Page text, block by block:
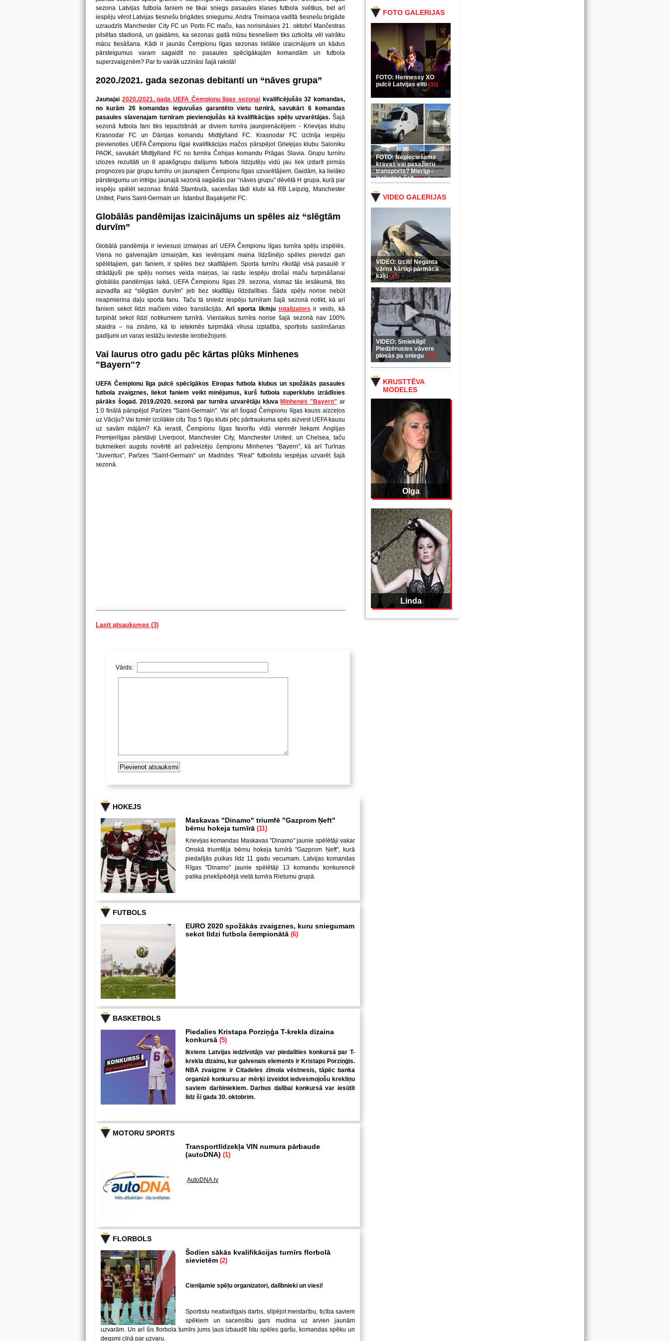
FOTO GALERIJAS
FOTO: Hennessy XO
pulcē Latvijas eliti(32)
FOTO: Nepieciešams
kravas vai pasažieru
transports? Mierīgi -
ieskaties šeit(35)
VIDEO GALERIJAS
VIDEO: Izcili! Neganta
vārna kārtīgi pārmāca
kaķi(37)
VIDEO: Smieklīgi!
Piedzērusies vāvere
plosās pa sniegu (255)
KRUSTTĒVA
MODELES
Olga
Linda
sezona Latvijas futbola faniem ne tikai sniegs pasaules klases futbola svētkus, bet arī
iespēju vērot Latvijas tiesnešu brigādes sniegumu. Andra Treimaņa vadītā tiesnešu brigāde
uzraudzīs Manchester City FC un Porto FC maču, kas norisināsies 21. oktobrī Mančestras
pilsētas stadionā, un gaidāms, ka sezonas gaitā mūsu tiesnešiem tiks uzticēta vēl vairāku
mācu tiesāšana. Kādi ir jaunās Čempionu līgas sezonas lielākie izaicinājumi un kādus
pārsteigumus varam sagaidīt no pasaules spēcīgākajām komandām un futbola
superzvaigznēm? Par to vairāk uzzināsi šajā rakstā!
2020./2021. gada sezonas debitanti un “nāves grupa”
Jaunajai 2020./2021. gada UEFA Čempionu līgas sezonai kvalificējušās 32 komandas,
no kurām 26 komandas ieguvušas garantēto vietu turnīrā, savukārt 6 komandas
pasaules slavenajam turnīram pievienojušās kā kvalifikācijas spēļu uzvarētājas. Šajā
sezonā futbola fani tiks iepazīstināti ar diviem turnīra jaunpienācējiem - Krievijas klubu
Krasnodar FC un Dānijas komandu Midtjylland FC. Krasnodar FC izcīnīja iespēju
pievienoties UEFA Čempionu līgai kvalifikācijas mačos pārspējot Grieķijas klubu Saloniku
PAOK, savukārt Midtjylland FC no turnīra Čehijas komandu Prāgas Slavia. Grupu turnīru
izlozes rezultāti un 8 apakšgrupu dalījums futbola līdzjutēju vidū jau liek izdarīt pirmās
prognozes par grupu turnīru un jaunajiem Čempionu līgas uzvarētājiem. Gaidām, ka lielāko
pārsteigumu un intrigu jaunajā sezonā sagādās par “nāves grupu” dēvētā H grupa, kurā par
iespēju spēlēt sezonas finālā Stambulā, sacenšas tādi klubi kā RB Leipzig, Manchester
United, Paris Saint-Germain un İstanbul Başakşehir FC.
Globālās pandēmijas izaicinājums un spēles aiz “slēgtām
durvīm”
Globālā pandēmija ir ieviesusi izmaiņas arī UEFA Čempionu līgas turnīra spēļu izspēlēs.
Viena no galvenajām izmaiņām, kas ievērojami maina līdzšinējo spēles pieredzi gan
spēlētajiem, gan faniem, ir spēles bez skatītājiem. Sporta turnīru rīkotāji visā pasaulē ir
strādājuši pie spēļu norises veida maiņas, lai rastu iespēju drošai maču turpināšanai
globālās pandēmijas laikā. UEFA Čempionu līgas 29. sezona, vismaz tās iesākumā, tiks
aizvadīta aiz “slēgtām durvīm” jeb bez skatītāju līdzdalības. Šāda spēļu norise nebūt
neapmierina daļu sporta fanu. Taču tā sniedz iespēju turnīram šajā sezonā notikt, kā arī
faniem sekot līdzi mačiem video translācijās. Arī sporta likmju totalizators ir veids, kā
turpināt sekot līdzi notikumiem turnīrā. Vienlaikus turnīra norise šajā sezonā nav 100%
skaidra – na zināms, kā to ietekmēs turpmākā vīrusa izplatība, sportistu saslimšanas
gadījumi un varas iestāžu ieviestie ierobežojumi.
Vai laurus otro gadu pēc kārtas plūks Minhenes
"Bayern"?
UEFA Čempionu līga pulcē spēcīgākos Eiropas futbola klubus un spožākās pasaules
futbola zvaigznes, liekot faniem veikt minējumus, kurš futbola superklubs izrādīsies
pārāks šogad. 2019./2020. sezonā par turnīra uzvarētāju kļuva Minhenes "Bayern" ar
1:0 finālā pārspējot Parīzes "Saint-Germain". Vai arī šogad Čempionu līgas kauss aizceļos
uz Vāciju? Vai tomēr izcilākie citu Top 5 līgu klubi pēc pārtraukuma spēs aizvest UEFA kausu
uz savām mājām? Kā ierasti, Čempionu līgas favorītu vidū vienmēr liekami Anglijas
Premjerlīgas pārstāvji Liverpool, Manchester City, Manchester United. un Chelsea, taču
bukmeikeri augstu novērtē arī pašreizējo čempionu Minhenes "Bayern", kā arī Turīnas
"Juventus", Parīzes "Saint-Germain" un Madrides "Real" futbolistu iespējas uzvarēt šajā
sezonā.
Lasīt atsauksmes (3)
Vārds:
HOKEJS
Maskavas "Dinamo" triumfē "Gazprom Ņeft"
bērnu hokeja turnīrā (11)
Krievijas komandas Maskavas "Dinamo" jaunie spēlētāji vakar
Omskā triumfēja bērnu hokeja turnīrā "Gazprom Ņeft", kurā
piedalījās puikas līdz 11 gadu vecumam. Latvijas komandas
Rīgas "Dinamo" jaunie spēlētāji 13 komandu konkurencē
palika priekšpēdējā vietā turnīra Rietumu grupā.
FUTBOLS
EURO 2020 spožākās zvaigznes, kuru sniegumam
sekot līdzi futbola čempionātā (6)
BASKETBOLS
Piedalies Kristapa Porziņģa T-krekla dizaina
konkursā (5)
Ikviens Latvijas iedzīvotājs var piedalīties konkursā par T-
krekla dizainu, kur galvenais elements ir Kristaps Porziņģis.
NBA zvaigzne ir Citadeles zīmola vēstnesis, tāpēc banka
organizē konkursu ar mērķi izveidot iedvesmojošu krekliņu
saviem darbiniekiem. Darbus dalībai konkursā var iesūtīt
līdz šī gada 30. oktobrim.
MOTORU SPORTS
Transportlīdzekļa VIN numura pārbaude
(autoDNA) (1)
AutoDNA.lv
FLORBOLS
Šodien sākās kvalifikācijas turnīrs florbolā
sievietēm (2)
Cienījamie spēļu organizatori, dalībnieki un viesi!
Sportistu neatlaidīgais darbs, slīpējot meistarību, ticība saviem
spēkiem un sacensību gars mudina uz arvien jaunām
uzvarām. Un arī šis florbola turnīrs jums ļaus izbaudīt īstu spēles garšu, komandas spēku un
degsmi cīņā par uzvaru.